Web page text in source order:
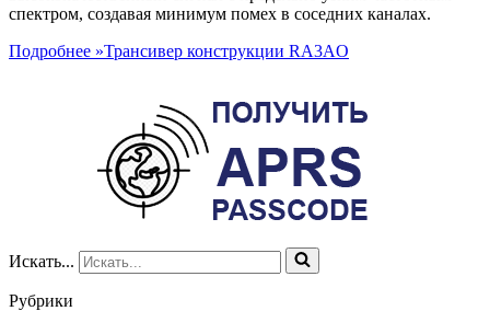
спектром, создавая минимум помех в соседних каналах.
Подробнее »Трансивер конструкции RA3AO
Искать...
Рубрики